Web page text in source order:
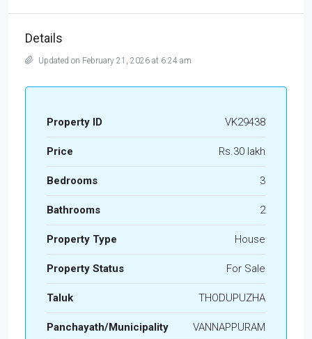
Details
Updated on February 21, 2026 at 6:24 am
Property ID VK29438
Price Rs.30 lakh
Bedrooms 3
Bathrooms 2
Property Type House
Property Status For Sale
Taluk THODUPUZHA
Panchayath/Municipality VANNAPPURAM